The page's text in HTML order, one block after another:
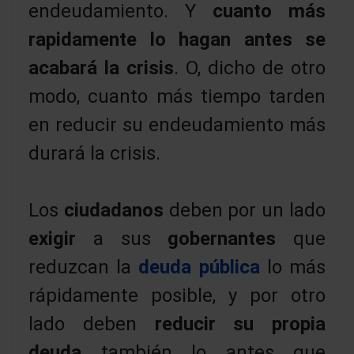
endeudamiento. Y cuanto más
rapidamente lo hagan antes se
acabará la crisis. O, dicho de otro
modo, cuanto más tiempo tarden
en reducir su endeudamiento más
durará la crisis.
Los ciudadanos deben por un lado
exigir a sus gobernantes que
reduzcan la deuda pública
lo más
rápidamente posible, y por otro
lado deben reducir su propia